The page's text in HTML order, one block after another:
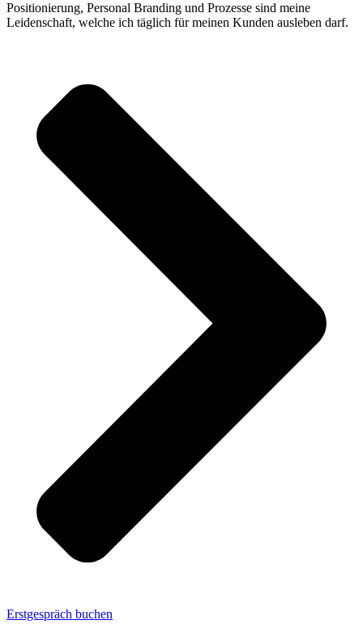
Positionierung, Personal Branding und Prozesse sind meine
Leidenschaft, welche ich täglich für meinen Kunden ausleben darf.
Erstgespräch buchen